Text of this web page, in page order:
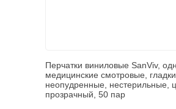
Перчатки виниловые SanViv,
медицинские смотровые,
неопудренные, нестерильные,
прозрачный, 50 пар